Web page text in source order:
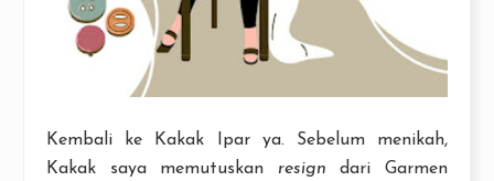
Kembali ke Kakak Ipar ya. Sebelum menikah,
Kakak saya memutuskan resign dari Garmen